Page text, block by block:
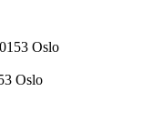
Oslo
Oslo